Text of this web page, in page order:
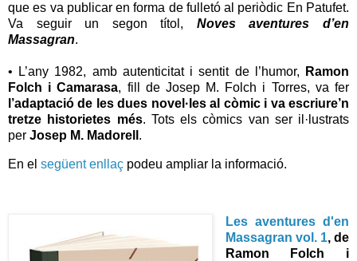
que es va publicar en forma de fulletó al periòdic En Patufet.
Va seguir un segon títol, Noves aventures d’en
Massagran.
• L’any 1982, amb autenticitat i sentit de l’humor,
Ramon
Folch i Camarasa, fill de Josep M. Folch i Torres, va fer
l’adaptació de les dues novel·les al còmic i va escriure’n
tretze historietes més. Tots els còmics van ser il·lustrats
per Josep M. Madorell .
En el següent enllaç podeu ampliar la informació.
Les aventures d'en
Massagran vol. 1, de
Ramon Folch i